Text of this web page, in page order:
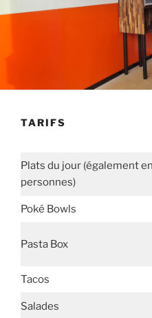
TARIFS
Plats du jour (également
personnes)
Poké Bowls
Pasta Box
Tacos
Salades